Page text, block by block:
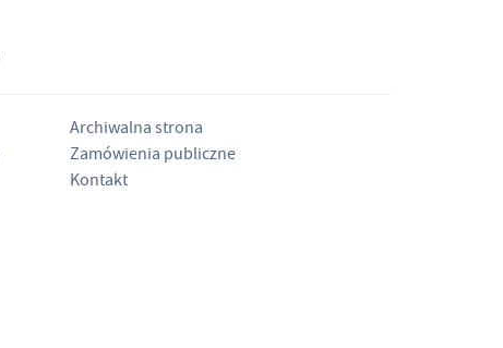
Archiwalna strona
Zamówienia publiczne
Kontakt